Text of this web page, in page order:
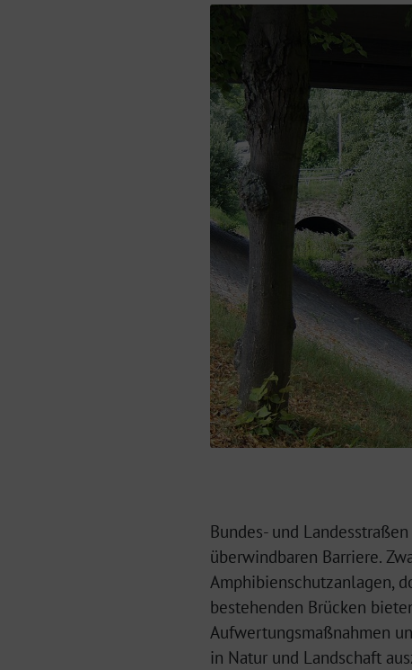
Bundes- und
überwindbaren Barriere.
Amphibienschutzanlagen,
bestehenden Brücken
Aufwertungsmaßnahmen
in Natur und Landschaft